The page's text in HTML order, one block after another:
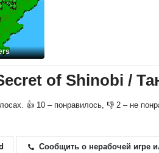
of Shinobi /
👍 10 – понравилось, 👎 2 – не
Сообщить о нерабочей игре